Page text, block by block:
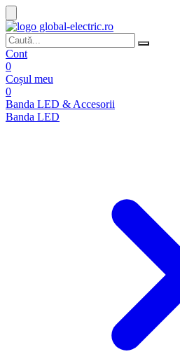
Cont
0
Coșul meu
0
Banda LED & Accesorii
Banda LED